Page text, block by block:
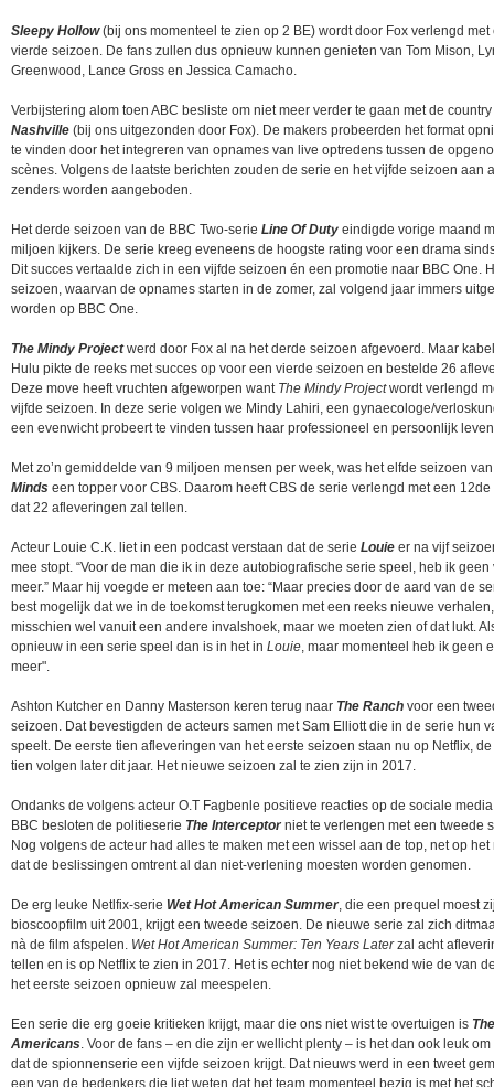
Sleepy Hollow(bij ons momenteel te zien op 2 BE) wordt door Fox verlengd met
vierde seizoen. De fans zullen dus opnieuw kunnen genieten van Tom Mison,
Greenwood, Lance Gross en Jessica Camacho.
Verbijstering alom toen ABC besliste om niet meer verder te gaan met de
Nashville (bij ons uitgezonden door Fox). De makers probeerden het format
te vinden door het integreren van opnames van live optredens tussen de
scènes. Volgens de laatste berichten zouden de serie en het vijfde seizoen aan
zenders worden aangeboden.
Het derde seizoen van de BBC Two-serie Line Of Duty eindigde vorige maand
miljoen kijkers. De serie kreeg eveneens de hoogste rating voor een drama
Dit succes vertaalde zich in een vijfde seizoen én een promotie naar BBC One.
seizoen, waarvan de opnames starten in de zomer, zal volgend jaar immers
worden op BBC One.
The Mindy Projectwerd door Fox al na het derde seizoen afgevoerd. Maar
Hulu pikte de reeks met succes op voor een vierde seizoen en bestelde 26
Deze move heeft vruchten afgeworpen want The Mindy Projectwordt verlengd
vijfde seizoen. In deze serie volgen we Mindy Lahiri, een gynaecologe/
een evenwicht probeert te vinden tussen haar professioneel en persoonlijk
Met zo’n gemiddelde van 9 miljoen mensen per week, was het elfde seizoen
Minds een topper voor CBS. Daarom heeft CBS de serie verlengd met een
dat 22 afleveringen zal tellen.
Acteur Louie C.K. liet in een podcast verstaan dat de serie Louie er na vijf
mee stopt. “Voor de man die ik in deze autobiografische serie speel, heb ik
meer.” Maar hij voegde er meteen aan toe: “Maar precies door de aard van de
best mogelijk dat we in de toekomst terugkomen met een reeks nieuwe verhalen,
misschien wel vanuit een andere invalshoek, maar we moeten zien of dat lukt.
opnieuw in een serie speel dan is in het in Louie, maar momenteel heb ik geen
meer".
Ashton Kutcher en Danny Masterson keren terug naar The Ranch voor een
seizoen. Dat bevestigden de acteurs samen met Sam Elliott die in de serie hun
speelt. De eerste tien afleveringen van het eerste seizoen staan nu op Netflix,
tien volgen later dit jaar. Het nieuwe seizoen zal te zien zijn in 2017.
Ondanks de volgens acteur O.T Fagbenle positieve reacties op de sociale
BBC besloten de politieserie The Interceptorniet te verlengen met een tweede
Nog volgens de acteur had alles te maken met een wissel aan de top, net op het
dat de beslissingen omtrent al dan niet-verlening moesten worden genomen.
De erg leuke Netlfix-serie Wet Hot American Summer, die een prequel moest
bioscoopfilm uit 2001, krijgt een tweede seizoen. De nieuwe serie zal zich
nà de film afspelen. Wet Hot American Summer: Ten Years Laterzal acht
tellen en is op Netflix te zien in 2017. Het is echter nog niet bekend wie de van
het eerste seizoen opnieuw zal meespelen.
Een serie die erg goeie kritieken krijgt, maar die ons niet wist te overtuigen is The
Americans. Voor de fans – en die zijn er wellicht plenty – is het dan ook leuk om
dat de spionnenserie een vijfde seizoen krijgt. Dat nieuws werd in een tweet
een van de bedenkers die liet weten dat het team momenteel bezig is met het